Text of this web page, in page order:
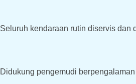
Seluruh kendaraan rutin diservis dan
Didukung pengemudi